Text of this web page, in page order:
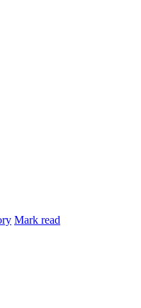
Mark read